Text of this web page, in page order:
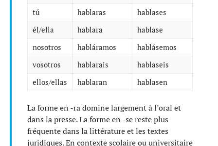
tú
hablaras
hablases
él/ella
hablara
hablase
nosotros
habláramos
hablásemos
vosotros
hablarais
hablaseis
ellos/ellas
hablaran hablasen
La forme en -ra domine largement à l’oral et
dans la presse. La forme en -se reste plus
fréquente dans la littérature et les textes
juridiques. En contexte scolaire ou universitaire